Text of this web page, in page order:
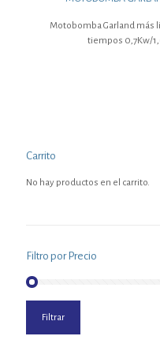
Motobomba Garland más
tiempos 0,7Kw/
Carrito
No hay productos en el carrito.
Filtro por Precio
mínimo
máximo
Filtrar